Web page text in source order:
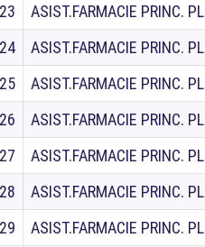
23
ASIST.FARMACIE PRINC. PL
24
ASIST.FARMACIE PRINC. PL
25
ASIST.FARMACIE PRINC. PL
26
ASIST.FARMACIE PRINC. PL
27
ASIST.FARMACIE PRINC. PL
28
ASIST.FARMACIE PRINC. PL
29
ASIST.FARMACIE PRINC. PL